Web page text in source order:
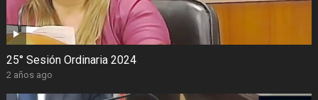
25° Sesión Ordinaria 2024
2 años ago